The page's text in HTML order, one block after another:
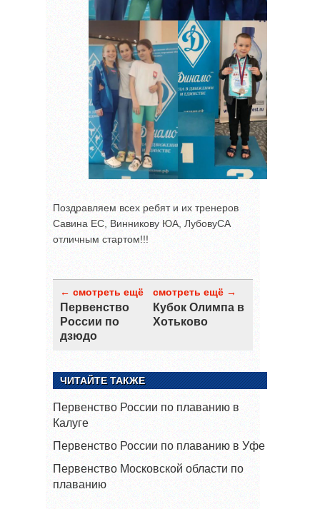
Поздравляем всех ребят и их тренеров
Савина ЕС, Винникову ЮА, ЛубовуСА
отличным стартом!!!
← смотреть ещё
Первенство
России по
дзюдо
смотреть ещё →
Кубок Олимпа в
Хотьково
ЧИТАЙТЕ ТАКЖЕ
Первенство России по плаванию в
Калуге
Первенство России по плаванию в Уфе
Первенство Московской области по
плаванию